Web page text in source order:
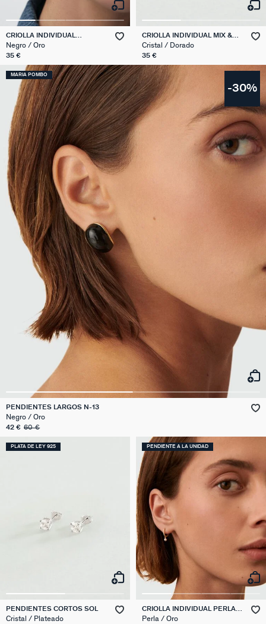
CRIOLLA INDIVIDUAL
LEOPARDO MIX & MATCH
Negro / Oro
35 €
CRIOLLA INDIVIDUAL MIX &
MATCH
Cristal / Dorado
35 €
MARIA POMBO
-30%
PENDIENTES LARGOS N-13
Negro / Oro
42 € 60 €
PLATA DE LEY 925
PENDIENTES CORTOS SOL
Cristal / Plateado
PENDIENTE A LA UNIDAD
CRIOLLA INDIVIDUAL PERLA
MIX & MATCH
Perla / Oro